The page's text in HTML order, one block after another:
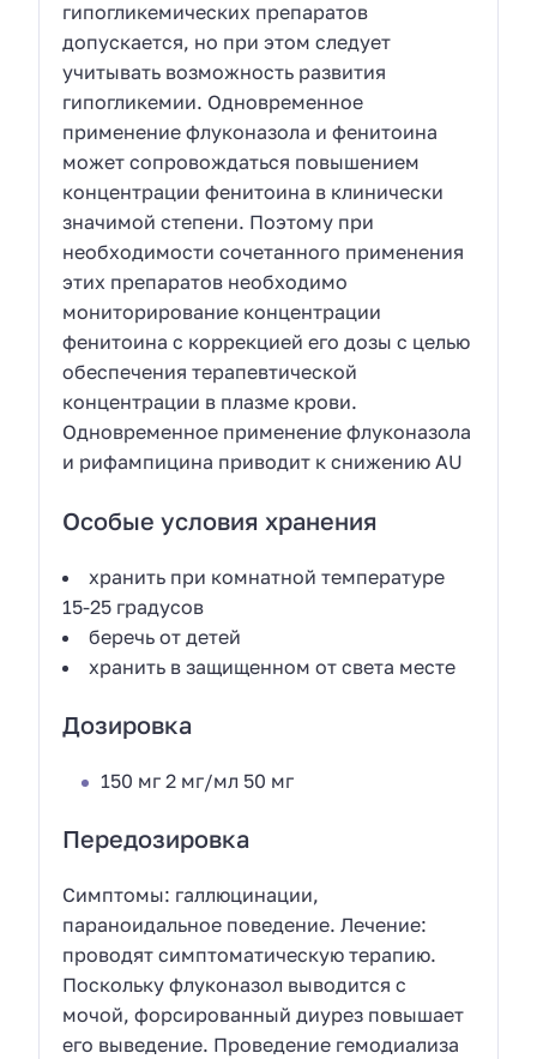
гипогликемических препаратов
допускается, но при этом следует
учитывать возможность развития
гипогликемии. Одновременное
применение флуконазола и фенитоина
может сопровождаться повышением
концентрации фенитоина в клинически
значимой степени. Поэтому при
необходимости сочетанного применения
этих препаратов необходимо
мониторирование концентрации
фенитоина с коррекцией его дозы с целью
обеспечения терапевтической
концентрации в плазме крови.
Одновременное применение флуконазола
и рифампицина приводит к снижению AU
Особые условия хранения
хранить при комнатной температуре
15-25 градусов
беречь от детей
хранить в защищенном от света месте
Дозировка
150 мг 2 мг/мл 50 мг
Передозировка
Симптомы: галлюцинации,
параноидальное поведение. Лечение:
проводят симптоматическую терапию.
Поскольку флуконазол выводится с
мочой, форсированный диурез повышает
его выведение. Проведение гемодиализа